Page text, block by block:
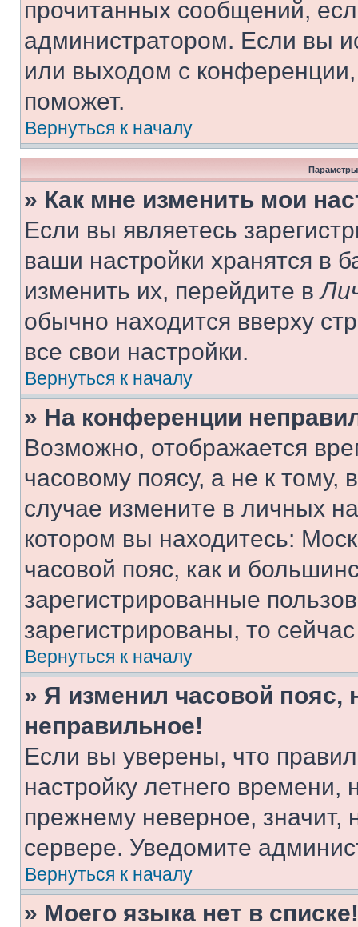
прочитанных сообщений,
администратором. Если вы
или выходом с
поможет.
Вернуться к началу
Параметры
» Как мне изменить мои
Если вы являетесь
ваши настройки хранятся в
изменить их, перейдите в
обычно находится вверху
все свои настройки.
Вернуться к началу
» На конференции
Возможно, отображается
часовому поясу, а не к тому,
случае измените в личных
котором вы находитесь:
часовой пояс, как и
зарегистрированные
зарегистрированы, то
Вернуться к началу
» Я изменил часовой пояс,
неправильное!
Если вы уверены, что
настройку летнего
прежнему неверное, значит,
сервере. Уведомите
Вернуться к началу
» Моего языка нет в списке!